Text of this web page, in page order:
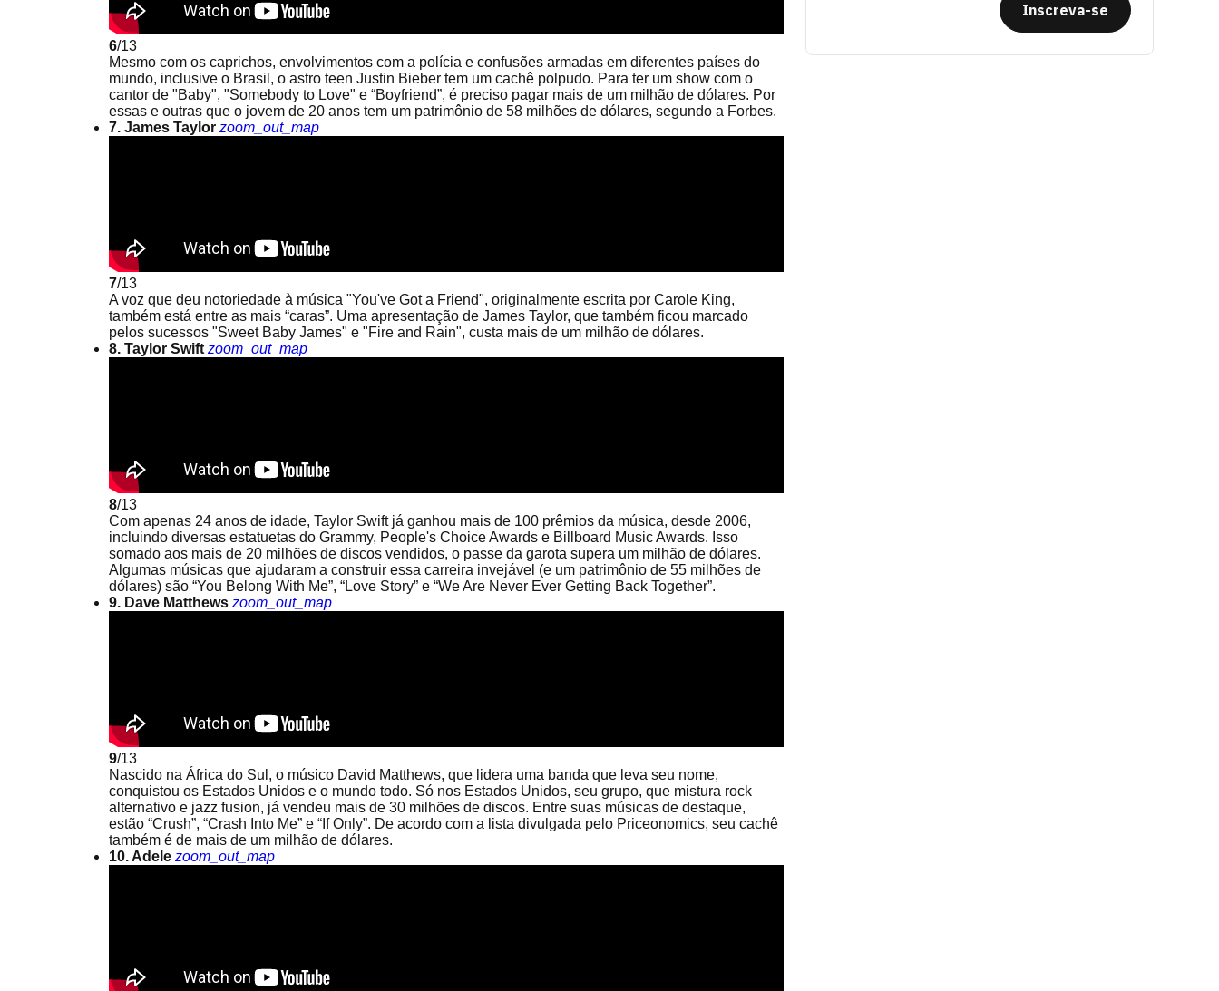
6/13
Mesmo com os caprichos, envolvimentos com a polícia e confusões armadas em diferentes países do
mundo, inclusive o Brasil, o astro teen Justin Bieber tem um cachê polpudo. Para ter um show com o
cantor de "Baby", "Somebody to Love" e “Boyfriend”, é preciso pagar mais de um milhão de dólares. Por
essas e outras que o jovem de 20 anos tem um patrimônio de 58 milhões de dólares, segundo a Forbes.
7. James Taylor zoom_out_map
7/13
A voz que deu notoriedade à música "You've Got a Friend", originalmente escrita por Carole King,
também está entre as mais “caras”. Uma apresentação de James Taylor, que também ficou marcado
pelos sucessos "Sweet Baby James" e "Fire and Rain", custa mais de um milhão de dólares.
8. Taylor Swift zoom_out_map
8/13
Com apenas 24 anos de idade, Taylor Swift já ganhou mais de 100 prêmios da música, desde 2006,
incluindo diversas estatuetas do Grammy, People's Choice Awards e Billboard Music Awards. Isso
somado aos mais de 20 milhões de discos vendidos, o passe da garota supera um milhão de dólares.
Algumas músicas que ajudaram a construir essa carreira invejável (e um patrimônio de 55 milhões de
dólares) são “You Belong With Me”, “Love Story” e “We Are Never Ever Getting Back Together”.
9. Dave Matthews zoom_out_map
9/13
Nascido na África do Sul, o músico David Matthews, que lidera uma banda que leva seu nome,
conquistou os Estados Unidos e o mundo todo. Só nos Estados Unidos, seu grupo, que mistura rock
alternativo e jazz fusion, já vendeu mais de 30 milhões de discos. Entre suas músicas de destaque,
estão “Crush”, “Crash Into Me” e “If Only”. De acordo com a lista divulgada pelo Priceonomics, seu cachê
também é de mais de um milhão de dólares.
10. Adele zoom_out_map
Inscreva-se